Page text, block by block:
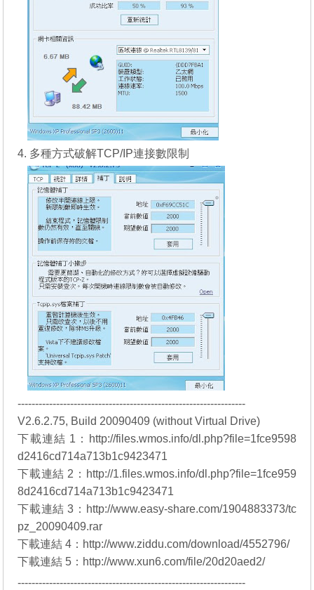
4. 多種方式破解TCP/IP連接數限制
-----------------------------------------------------------------
V2.6.2.75, Build 20090409 (without Virtual Drive)
下載連結 1：
http://files.wmos.info/dl.php?file=1fce9598
d2416cd714a713b1c9423471
下載連結 2： http://1.files.wmos.info/dl.php?file=1fce959
8d2416cd714a713b1c9423471
下載連結 3： http://www.easy-share.com/1904883373/tc
pz_20090409.rar
下載連結 4： http://www.ziddu.com/download/4552796/
下載連結 5： http://www.xun6.com/file/20d20aed2/
-----------------------------------------------------------------